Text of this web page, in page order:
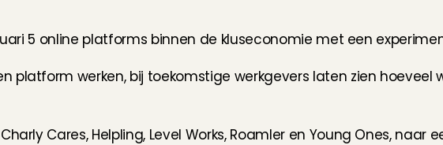
5 online platforms binnen de kluseconomie met een
platform werken, bij toekomstige werkgevers laten zien hoeveel
Cares, Helpling, Level Works, Roamler en Young Ones, naar